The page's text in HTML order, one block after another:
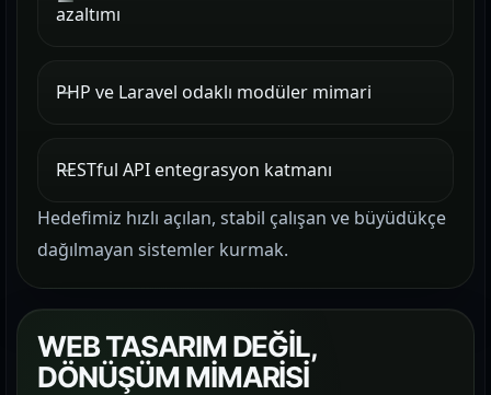
azaltımı
PHP ve Laravel odaklı modüler mimari
RESTful API entegrasyon katmanı
Hedefimiz hızlı açılan, stabil çalışan ve büyüdükçe
dağılmayan sistemler kurmak.
WEB TASARIM DEĞİL,
DÖNÜŞÜM MİMARİSİ